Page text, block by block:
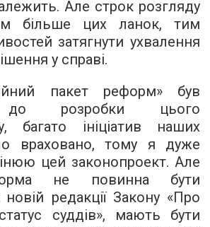
Але строк розгляду
більше цих ланок, тим
затягнути ухвалення
у справі.
пакет реформ» був
до розробки цього
багато ініціатив наших
враховано, тому я дуже
цей законопроект. Але
не повинна бути
редакції Закону «Про
суддів», мають бути